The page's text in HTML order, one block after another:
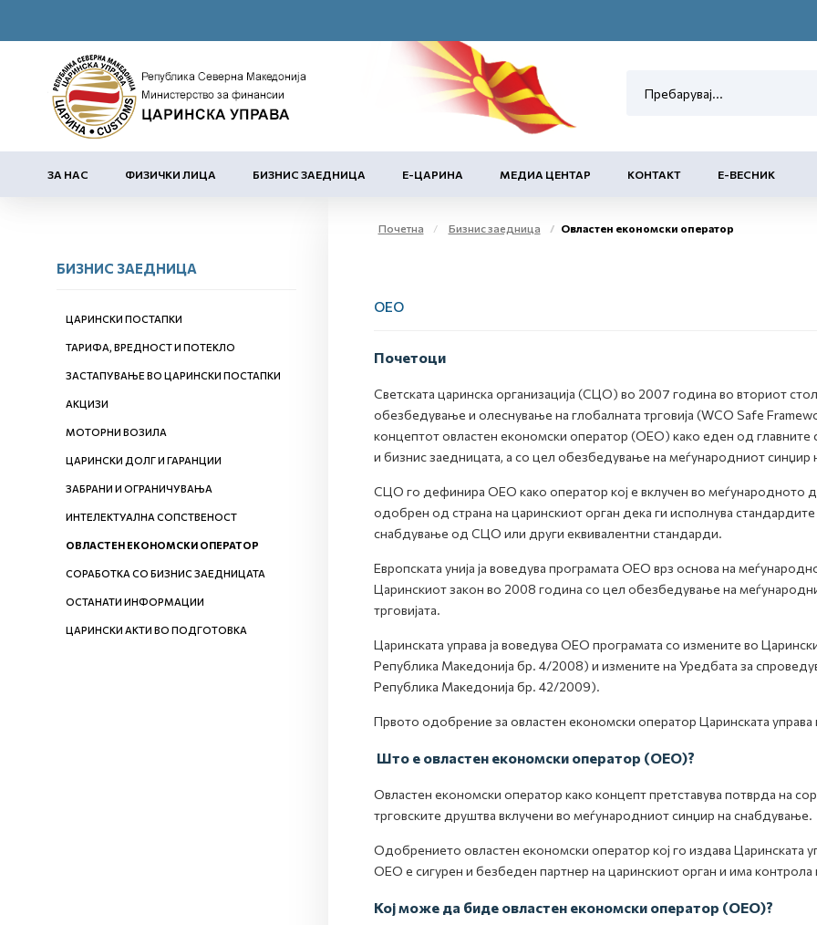
ЗА НАС ФИЗИЧКИ ЛИЦА БИЗНИС ЗАЕДНИЦА Е-ЦАРИНА МЕДИА ЦЕНТАР КОНТАКТ Е-ВЕСНИК
БИЗНИС ЗАЕДНИЦА
ЦАРИНСКИ ПОСТАПКИ
ТАРИФА, ВРЕДНОСТ И ПОТЕКЛО
ЗАСТАПУВАЊЕ ВО ЦАРИНСКИ ПОСТАПКИ
АКЦИЗИ
МОТОРНИ ВОЗИЛА
ЦАРИНСКИ ДОЛГ И ГАРАНЦИИ
ЗАБРАНИ И ОГРАНИЧУВАЊА
ИНТЕЛЕКТУАЛНА СОПСТВЕНОСТ
ОВЛАСТЕН ЕКОНОМСКИ ОПЕРАТОР
СОРАБОТКА СО БИЗНИС ЗАЕДНИЦАТА
ОСТАНАТИ ИНФОРМАЦИИ
ЦАРИНСКИ АКТИ ВО ПОДГОТОВКА
Почетна Бизнис заедница Овластен економски оператор
ОЕО
Почетоци
Светската царинска организација (СЦО) во 2007 година во вториот
обезбедување и олеснување на глобалната трговија (WCO Safe
концептот овластен економски оператор (ОЕО) како еден од главните
и бизнис заедницата, а со цел обезбедување на меѓународниот синџир
СЦО го дефинира ОЕО како оператор кој е вклучен во меѓународното
одобрен од страна на царинскиот орган дека ги исполнува
снабдување од СЦО или други еквивалентни стандарди.
Европската унија ја воведува програмата ОЕО врз основа на
Царинскиот закон во 2008 година со цел обезбедување на
трговијата.
Царинската управа ја воведува ОЕО програмата со измените во
Република Македонија бр. 4/2008) и измените на Уредбата за
Република Македонија бр. 42/2009).
Првото одобрение за овластен економски оператор Царинската управа
Што е овластен економски оператор (ОЕО)?
Овластен економски оператор како концепт претставува потврда на
трговските друштва вклучени во меѓународниот синџир на снабдување.
Одобрението овластен економски оператор кој го издава Царинската
ОЕО е сигурен и безбеден партнер на царинскиот орган и има
Кој може да биде овластен економски оператор (ОЕО)?